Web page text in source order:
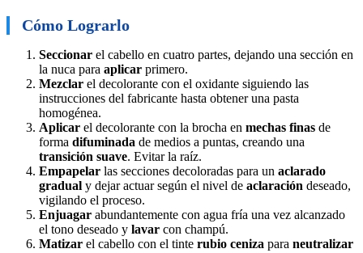
Cómo Lograrlo
Seccionar el cabello en cuatro partes, dejando una sección en
la nuca para aplicar primero.
Mezclar el decolorante con el oxidante siguiendo las
instrucciones del fabricante hasta obtener una pasta
homogénea.
Aplicar el decolorante con la brocha en mechas finas de
forma difuminada de medios a puntas, creando una
transición suave. Evitar la raíz.
Empapelar las secciones decoloradas para un aclarado
gradual y dejar actuar según el nivel de aclaración deseado,
vigilando el proceso.
Enjuagar abundantemente con agua fría una vez alcanzado
el tono deseado y lavar con champú.
Matizar el cabello con el tinte rubio ceniza para neutralizar